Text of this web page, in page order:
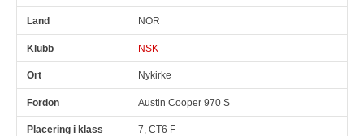
NOR
NSK
Nykirke
Austin Cooper 970 S
7, CT6 F